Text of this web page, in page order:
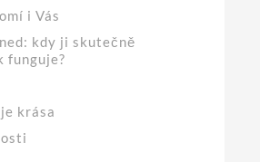
i Vás
kdy ji skutečně
funguje?
krása